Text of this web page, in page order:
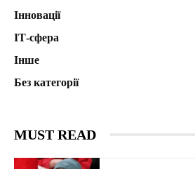
Інновації
ІТ-сфера
Інше
Без категорії
MUST READ